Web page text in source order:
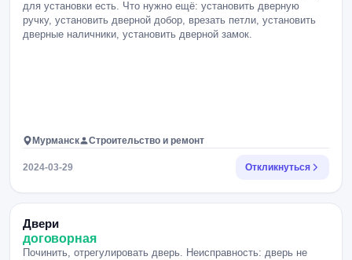
для установки есть. Что нужно ещё: установить дверную
ручку, установить дверной добор, врезать петли, установить
дверные наличники, установить дверной замок.
Мурманск Строительство и ремонт
2024-03-29 Откликнуться
Двери
договорная
Починить, отрегулировать дверь. Неисправность: дверь не